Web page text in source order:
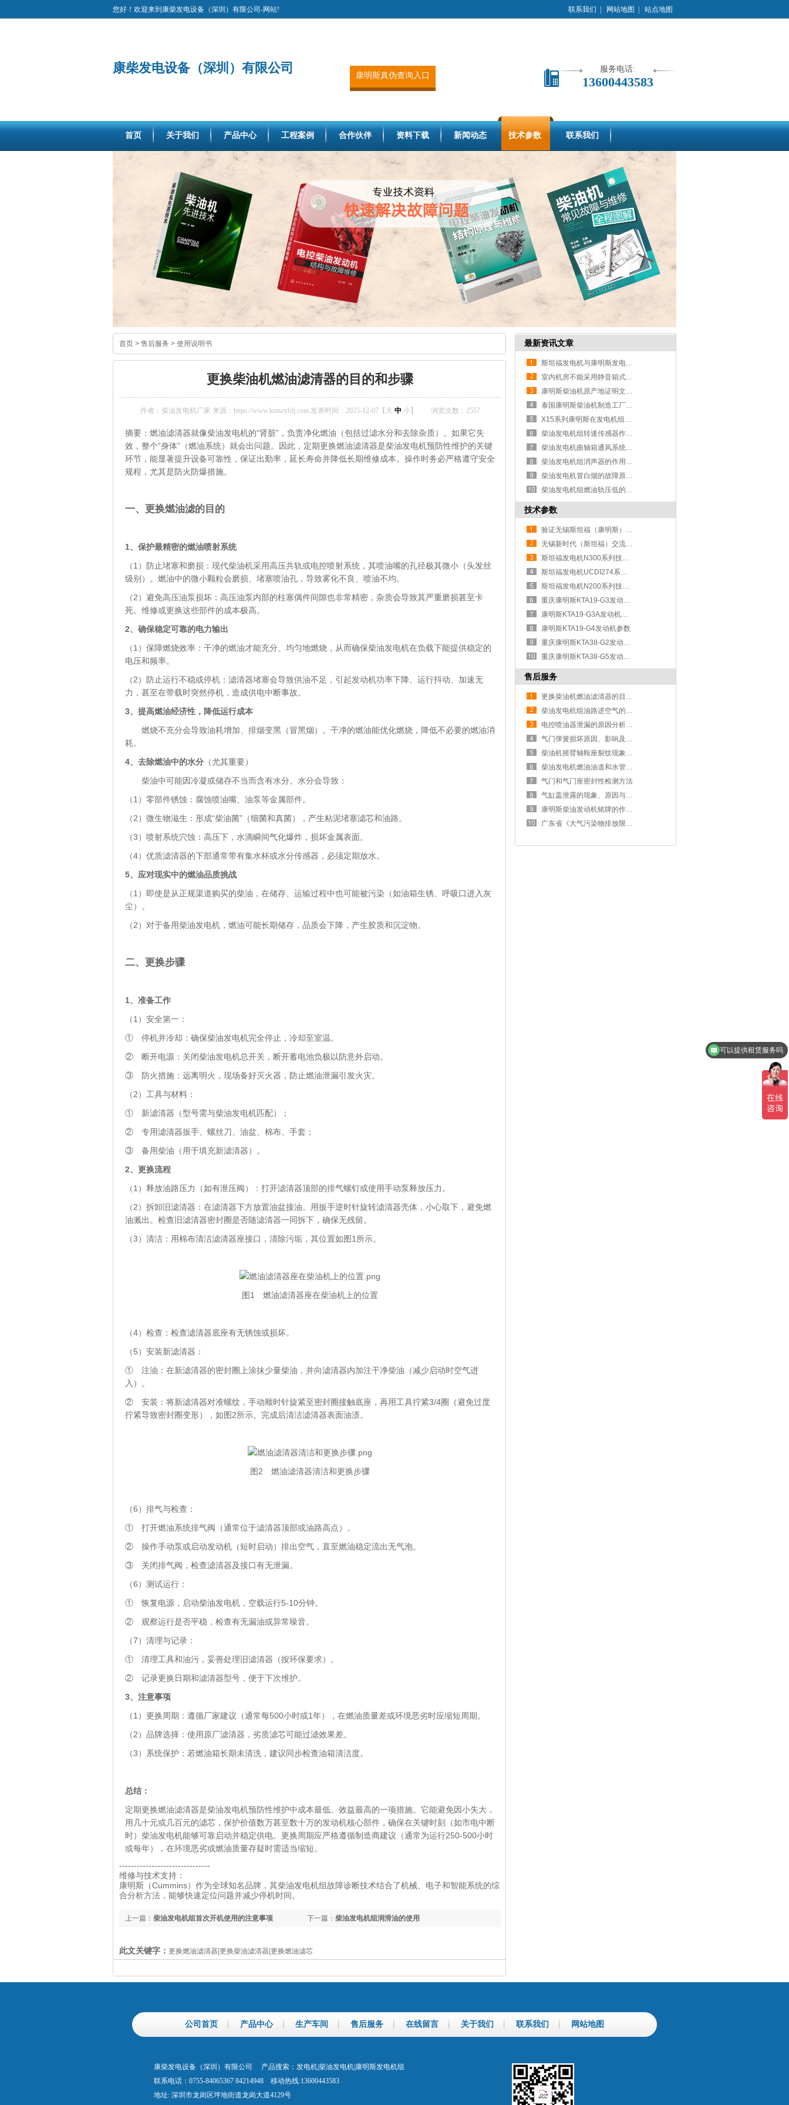
联系我们 网站地图 站点地图
您好！欢迎来到康柴发电设备（深圳）有限公司-网站!
服务电话:
13600443583
康柴发电设备（深圳）有限公司
康明斯真伪查询入口
首页 关于我们 产品中心 工程案例 合作伙伴 资料下载 新闻动态 技术参数 联系我们
首页 > 售后服务 > 使用说明书
更换柴油机燃油滤清器的目的和步骤
作者：柴油发电机厂家 来源：https://www.kmscyfdj.com 发表时间：2025-12-07【 大 中 小】 浏览次数： 2557
摘要：燃油滤清器就像柴油发电机的“肾脏”，负责净化燃油（包括过滤水分和去除杂质）。如果它失
效，整个“身体”（燃油系统）就会出问题。因此，定期更换燃油滤清器是柴油发电机预防性维护的关键
环节，能显著提升设备可靠性，保证出勤率，延长寿命并降低长期维修成本。操作时务必严格遵守安全
规程，尤其是防火防爆措施。
一、更换燃油滤的目的
1、 保护最精密的燃油喷射系统
（1）防止堵塞和磨损：现代柴油机采用高压共轨或电控喷射系统，其喷油嘴的孔径极其微小（头发丝
级别）。燃油中的微小颗粒会磨损、堵塞喷油孔，导致雾化不良、喷油不均。
（2）避免高压油泵损坏：高压油泵内部的柱塞偶件间隙也非常精密，杂质会导致其严重磨损甚至卡
死。维修或更换这些部件的成本极高。
2、 确保稳定可靠的电力输出
（1）保障燃烧效率：干净的燃油才能充分、均匀地燃烧，从而确保柴油发电机在负载下能提供稳定的
电压和频率。
（2）防止运行不稳或停机：滤清器堵塞会导致供油不足，引起发动机功率下降、运行抖动、加速无
力，甚至在带载时突然停机，造成供电中断事故。
3、 提高燃油经济性，降低运行成本
燃烧不充分会导致油耗增加、排烟变黑（冒黑烟）。干净的燃油能优化燃烧，降低不必要的燃油消
耗。
4、 去除燃油中的水分 （尤其重要）
柴油中可能因冷凝或储存不当而含有水分。水分会导致：
（1）零部件锈蚀：腐蚀喷油嘴、油泵等金属部件。
（2）微生物滋生：形成“柴油菌”（细菌和真菌），产生粘泥堵塞滤芯和油路。
（3）喷射系统穴蚀：高压下，水滴瞬间气化爆炸，损坏金属表面。
（4）优质滤清器的下部通常带有集水杯或水分传感器，必须定期放水。
5、 应对现实中的燃油品质挑战
（1）即使是从正规渠道购买的柴油，在储存、运输过程中也可能被污染（如油箱生锈、呼吸口进入灰
尘）。
（2）对于备用柴油发电机，燃油可能长期储存，品质会下降，产生胶质和沉淀物。
二、更换步骤
1、 准备工作
（1）安全第一：
① 停机并冷却：确保柴油发电机完全停止，冷却至室温。
② 断开电源：关闭柴油发电机总开关，断开蓄电池负极以防意外启动。
③ 防火措施：远离明火，现场备好灭火器，防止燃油泄漏引发火灾。
（2）工具与材料：
① 新滤清器（型号需与柴油发电机匹配）；
② 专用滤清器扳手、螺丝刀、油盆、棉布、手套；
③ 备用柴油（用于填充新滤清器）。
2、 更换流程
（1）释放油路压力（如有泄压阀）：打开滤清器顶部的排气螺钉或使用手动泵释放压力。
（2）拆卸旧滤清器：在滤清器下方放置油盆接油。用扳手逆时针旋转滤清器壳体，小心取下，避免燃
油溅出。检查旧滤清器密封圈是否随滤清器一同拆下，确保无残留。
（3）清洁：用棉布清洁滤清器座接口，清除污垢，其位置如图1所示。
图1 燃油滤清器座在柴油机上的位置
（4）检查：检查滤清器底座有无锈蚀或损坏。
（5）安装新滤清器：
① 注油：在新滤清器的密封圈上涂抹少量柴油，并向滤清器内加注干净柴油（减少启动时空气进
入）。
② 安装：将新滤清器对准螺纹，手动顺时针旋紧至密封圈接触底座，再用工具拧紧3/4圈（避免过度
拧紧导致密封圈变形），如图2所示。完成后清洁滤清器表面油渍。
图2 燃油滤清器清洁和更换步骤
（6）排气与检查：
① 打开燃油系统排气阀（通常位于滤清器顶部或油路高点）。
② 操作手动泵或启动发动机（短时启动）排出空气，直至燃油稳定流出无气泡。
③ 关闭排气阀，检查滤清器及接口有无泄漏。
（6）测试运行：
① 恢复电源，启动柴油发电机，空载运行5-10分钟。
② 观察运行是否平稳，检查有无漏油或异常噪音。
（7）清理与记录：
① 清理工具和油污，妥善处理旧滤清器（按环保要求）。
② 记录更换日期和滤清器型号，便于下次维护。
3、注意事项
（1）更换周期：遵循厂家建议（通常每500小时或1年），在燃油质量差或环境恶劣时应缩短周期。
（2）品牌选择：使用原厂滤清器，劣质滤芯可能过滤效果差。
（3）系统保护：若燃油箱长期未清洗，建议同步检查油箱清洁度。
总结：
定期更换燃油滤清器是柴油发电机预防性维护中成本最低、效益最高的一项措施。它能避免因小失大，
用几十元或几百元的滤芯，保护价值数万甚至数十万的发动机核心部件，确保在关键时刻（如市电中断
时）柴油发电机能够可靠启动并稳定供电。更换周期应严格遵循制造商建议（通常为运行250-500小时
或每年），在环境恶劣或燃油质量存疑时需适当缩短。
-------------------------------
维修与技术支持：
康明斯（Cummins）作为全球知名品牌，其柴油发电机组故障诊断技术结合了机械、电子和智能系统的综
合分析方法，能够快速定位问题并减少停机时间。
下一篇： 柴油发电机组润滑油的使用
上一篇： 柴油发电机组首次开机使用的注意事项
此文关键字： 更换燃油滤清器|更换柴油滤清器|更换燃油滤芯
最新资讯文章
斯坦福发电机与康明斯发电机组之间
室内机房不能采用静音箱式发电机组
康明斯柴油机原产地证明文件的作用
泰国康明斯柴油机制造工厂的战略定
X15系列康明斯在发电机组上的应用
柴油发电机组转速传感器作用和原理
柴油发电机曲轴箱通风系统作用及原
柴油发电机组消声器的作用及安装方
柴油发电机冒白烟的故障原因分析
柴油发电机组燃油轨压低的原因及解
技术参数
验证无锡斯坦福（康明斯）发电机真伪的
无锡新时代（斯坦福）交流发电机有限公
斯坦福发电机N300系列技术参数
斯坦福发电机UCDI274系列技术参数
斯坦福发电机N200系列技术参数
重庆康明斯KTA19-G3发动机参数
康明斯KTA19-G3A发动机技术参数
康明斯KTA19-G4发动机参数
重庆康明斯KTA38-G2发动机参数
重庆康明斯KTA38-G5发动机参数
售后服务
更换柴油机燃油滤清器的目的和步骤
柴油发电机组油路进空气的原因及排
电控喷油器泄漏的原因分析及检测方
气门弹簧损坏原因、影响及检测方法
柴油机摇臂轴鞍座裂纹现象的原因和
柴油发电机燃油油道和水管堵塞的原
气门和气门座密封性检测方法
气缸盖泄露的现象、原因与检测方法
康明斯柴油发动机铭牌的作用及注意
广东省《大气污染物排放限值》对柴
公司首页 产品中心 生产车间 售后服务 在线留言 关于我们 联系我们 网站地图
康柴发电设备（深圳）有限公司 产品搜索：发电机|柴油发电机|康明斯发电机组
联系电话：0755-84065367 84214948 移动热线:13600443583
地址: 深圳市龙岗区坪地街道龙岗大道4129号
可以提供租赁服务吗